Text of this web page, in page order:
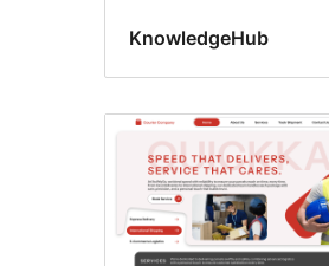
KnowledgeHub